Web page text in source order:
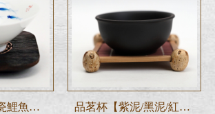
品茗杯 新款玉瓷鯉魚斗笠杯 鯉魚杯 品茗杯【紫泥/黑泥/紅泥品茗杯─50ml】紫砂杯